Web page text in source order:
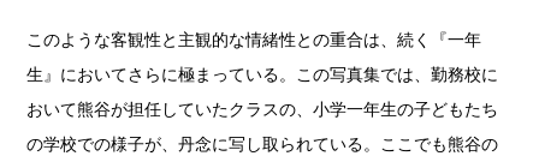
このような客観性と主観的な情緒性との重合は、続く『一年
生』においてさらに極まっている。この写真集では、勤務校に
おいて熊谷が担任していたクラスの、小学一年生の子どもたち
の学校での様子が、丹念に写し取られている。ここでも熊谷の